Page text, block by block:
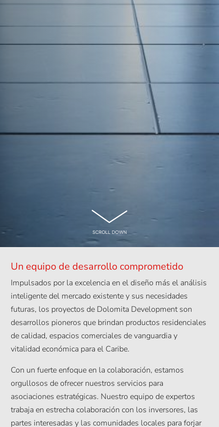
Un equipo de desarrollo comprometido
Impulsados ​​por la excelencia en el diseño más el análisis
inteligente del mercado existente y sus necesidades
futuras, los proyectos de Dolomita Development son
desarrollos pioneros que brindan productos residenciales
de calidad, espacios comerciales de vanguardia y
vitalidad económica para el Caribe.
Con un fuerte enfoque en la colaboración, estamos
orgullosos de ofrecer nuestros servicios para
asociaciones estratégicas. Nuestro equipo de expertos
trabaja en estrecha colaboración con los inversores, las
partes interesadas y las comunidades locales para forjar